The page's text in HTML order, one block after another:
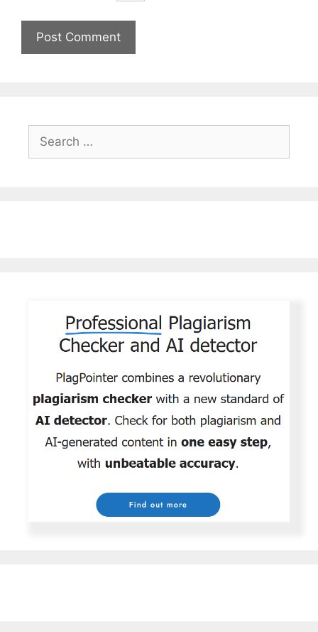
Search
for: